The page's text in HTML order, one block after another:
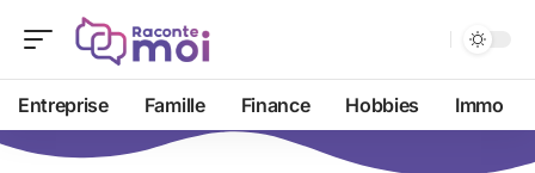
Entreprise Famille Finance Hobbies Immo